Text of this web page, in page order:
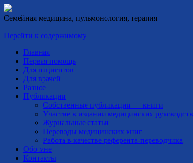
Семейная медицина, пульмонология, терапия
Перейти к содержимому
Главная
Первая помощь
Для пациентов
Для врачей
Разное
Публикации
Собственные публикации — книги
Участие в издании медицинских руководств
Журнальные статьи
Переводы медицинских книг
Работа в качестве референта-переводчика
Обо мне
Контакты